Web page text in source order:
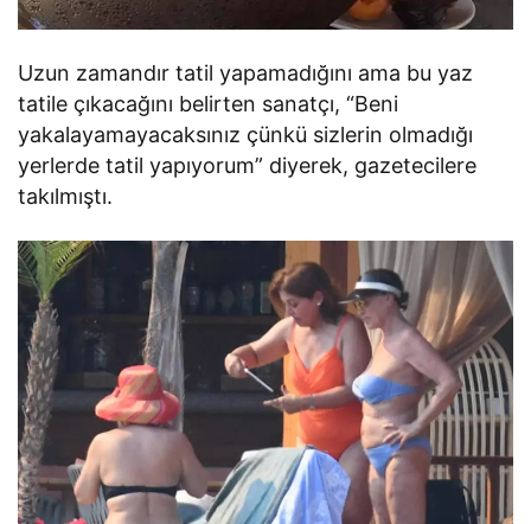
Uzun zamandır tatil yapamadığını ama bu yaz
tatile çıkacağını belirten sanatçı, “Beni
yakalayamayacaksınız çünkü sizlerin olmadığı
yerlerde tatil yapıyorum” diyerek, gazetecilere
takılmıştı.